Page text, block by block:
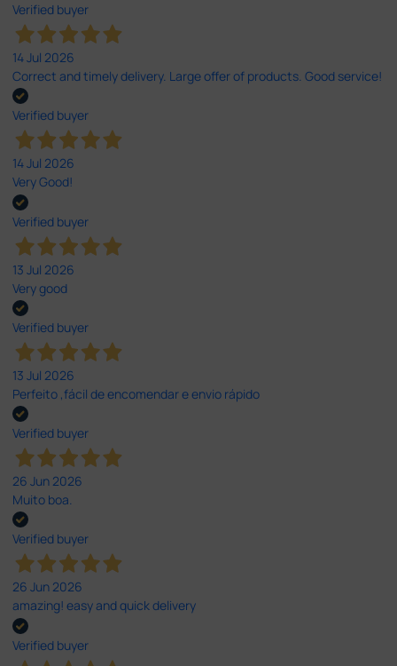
Verified buyer
14 Jul 2026
Correct and timely delivery. Large offer of products. Good service!
Verified buyer
14 Jul 2026
Very Good!
Verified buyer
13 Jul 2026
Very good
Verified buyer
13 Jul 2026
Perfeito ,fácil de encomendar e envio rápido
Verified buyer
26 Jun 2026
Muito boa.
Verified buyer
26 Jun 2026
amazing! easy and quick delivery
Verified buyer